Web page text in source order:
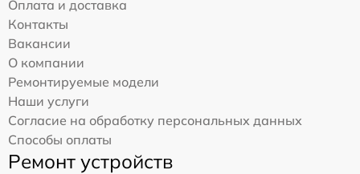
Оплата и доставка
Контакты
Вакансии
О компании
Ремонтируемые модели
Наши услуги
Согласие на обработку персональных данных
Способы оплаты
Ремонт устройств